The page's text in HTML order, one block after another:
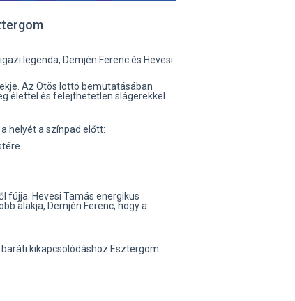
legenda, Demjén Ferenc és Hevesi
Az Ötös lottó bemutatásában
élettel és felejthetetlen slágerekkel.
helyét a színpad előtt:
fújja. Hevesi Tamás energikus
alakja, Demjén Ferenc, hogy a
kikapcsolódáshoz Esztergom